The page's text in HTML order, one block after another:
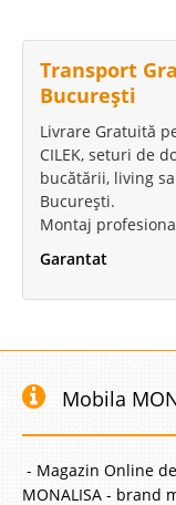
Transport
București
Livrare Gratuită
CILEK, seturi de
bucătării, living
București.
Montaj
Garantat
Mobila
- Magazin Online
MONALISA - brand